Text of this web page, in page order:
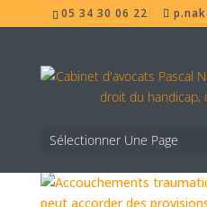
05 34 30 06 22
Sélectionner Une Page